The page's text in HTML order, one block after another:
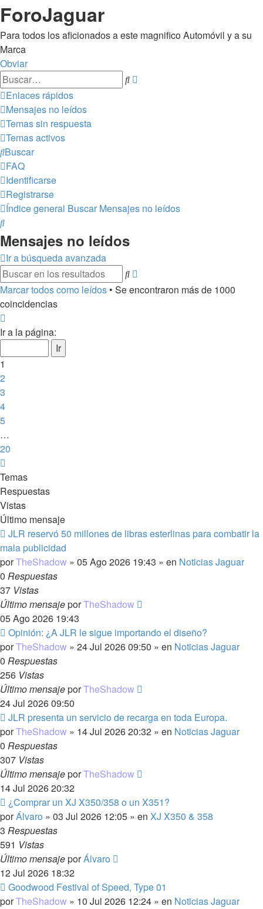
ForoJaguar
Para todos los aficionados a este magnifico Automóvil y a su
Marca
Obviar
Buscar
Enlaces rápidos
Mensajes no leídos
Temas sin respuesta
Temas activos
Buscar
FAQ
Identificarse
Registrarse
Índice general Buscar Mensajes no leídos
Buscar
Mensajes no leídos
Ir a búsqueda avanzada
Buscar
avanzada
Marcar todos como leídos • Se encontraron más de 1000
coincidencias
1
20
Ir a la página:
1
2
3
4
5
…
20
Temas
Respuestas
Vistas
Último mensaje
Nuevo
mensaje
JLR reservó 50 millones de libras esterlinas para combatir la
mala publicidad
porTheShadow » 05 Ago 2026 19:43 » en Noticias Jaguar
0 Respuestas
37 Vistas
Último mensajeporTheShadow
05 Ago 2026 19:43
Nuevo
mensaje
Opinión: ¿A JLR le sigue importando el diseño?
porTheShadow » 24 Jul 2026 09:50 » en Noticias Jaguar
0 Respuestas
256 Vistas
Último mensajeporTheShadow
24 Jul 2026 09:50
Nuevo
mensaje
JLR presenta un servicio de recarga en toda Europa.
porTheShadow » 14 Jul 2026 20:32 » en Noticias Jaguar
0 Respuestas
307 Vistas
Último mensajeporTheShadow
14 Jul 2026 20:32
Nuevo
mensaje
¿Comprar un XJ X350/358 o un X351?
porÁlvaro » 03 Jul 2026 12:05 » en XJ X350 & 358
3 Respuestas
591 Vistas
Último mensajeporÁlvaro
12 Jul 2026 18:32
Nuevo
mensaje
Goodwood Festival of Speed, Type 01
porTheShadow » 10 Jul 2026 12:24 » en Noticias Jaguar